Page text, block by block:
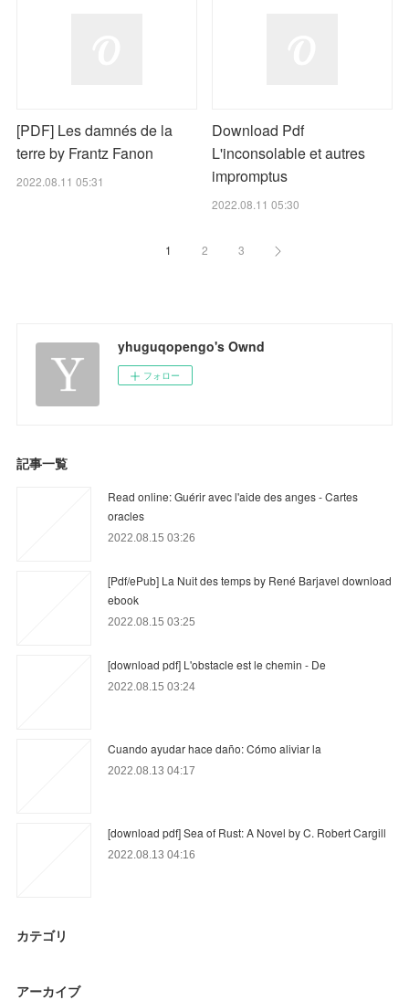
[PDF] Les damnés de la
terre by Frantz Fanon
2022.08.11 05:31
Download Pdf
L'inconsolable et autres
impromptus
2022.08.11 05:30
1 2 3
yhuguqopengo's Ownd
フォロー
記事一覧
Read online: Guérir avec l'aide des anges - Cartes
oracles
2022.08.15 03:26
[Pdf/ePub] La Nuit des temps by René Barjavel download
ebook
2022.08.15 03:25
[download pdf] L'obstacle est le chemin - De
2022.08.15 03:24
Cuando ayudar hace daño: Cómo aliviar la
2022.08.13 04:17
[download pdf] Sea of Rust: A Novel by C. Robert Cargill
2022.08.13 04:16
カテゴリ
アーカイブ